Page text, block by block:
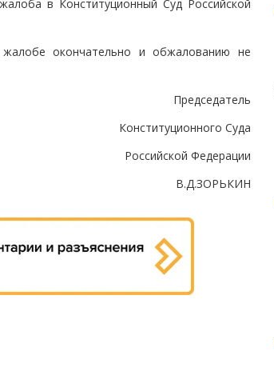
в Конституционный Суд Российской
окончательно и обжалованию не
Председатель
Конституционного Суда
Российской Федерации
В.Д.ЗОРЬКИН